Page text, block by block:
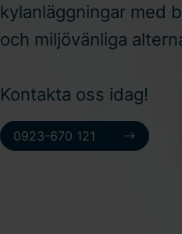
kylanläggningar med
och miljövänliga
Kontakta oss idag!
0923-670 121